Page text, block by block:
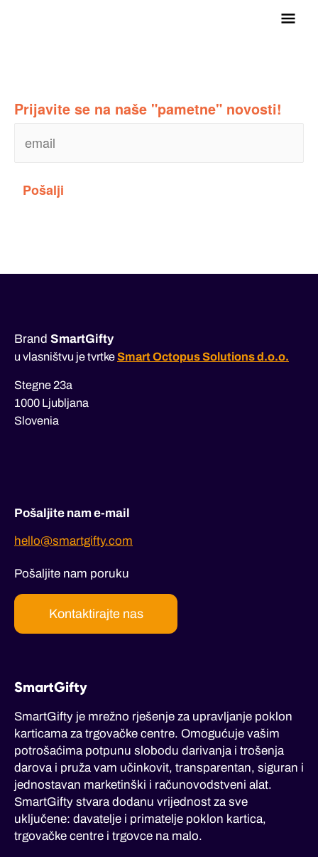
Main
Prijavite se na naše "pametne" novosti!
Pošalji
Brand SmartGifty
u vlasništvu je tvrtkeSmart Octopus Solutions d.o.o.
Stegne 23a
1000 Ljubljana
Slovenia
Pošaljite nam e-mail
hello@smartgifty.com
Pošaljite nam poruku
Kontaktirajte nas
SmartGifty
SmartGifty je mrežno rješenje za upravljanje poklon
karticama za trgovačke centre. Omogućuje vašim
potrošaćima potpunu slobodu darivanja i trošenja
darova i pruža vam učinkovit, transparentan, siguran i
jednostavan marketinški i računovodstveni alat.
SmartGifty stvara dodanu vrijednost za sve
uključene: davatelje i primatelje poklon kartica,
trgovačke centre i trgovce na malo.